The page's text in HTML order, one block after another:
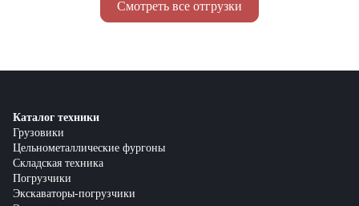
Смотреть все отгрузки
Каталог техники
Грузовики
Цельнометаллические фургоны
Складская техника
Погрузчики
Экскаваторы-погрузчики